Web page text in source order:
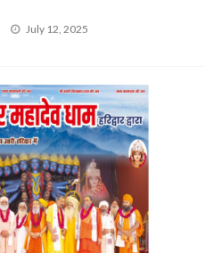
Posted
July 12, 2025